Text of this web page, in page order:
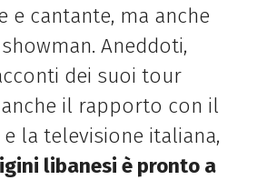
e cantante, ma anche
Aneddoti,
dei suoi tour
il rapporto con il
la televisione italiana,
libanesi è pronto a